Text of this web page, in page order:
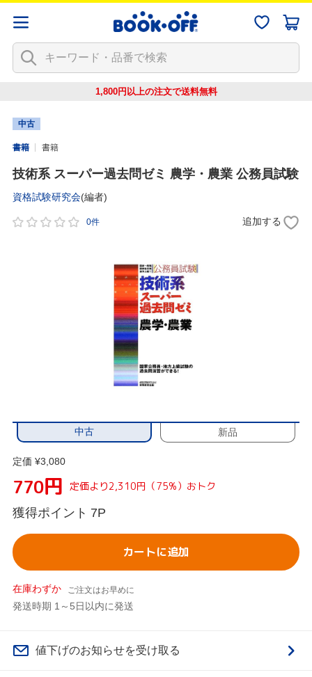
1,800円以上の注文で送料無料
中古
書籍 書籍
技術系 スーパー過去問ゼミ 農学・農業 公務員試験
資格試験研究会(編者)
0件 追加する
中古 新品
定価 ¥3,080
770円 定価より2,310円（75%）おトク
獲得ポイント 7P
カートに追加
在庫わずか ご注文はお早めに
発送時期 1～5日以内に発送
値下げのお知らせを受け取る